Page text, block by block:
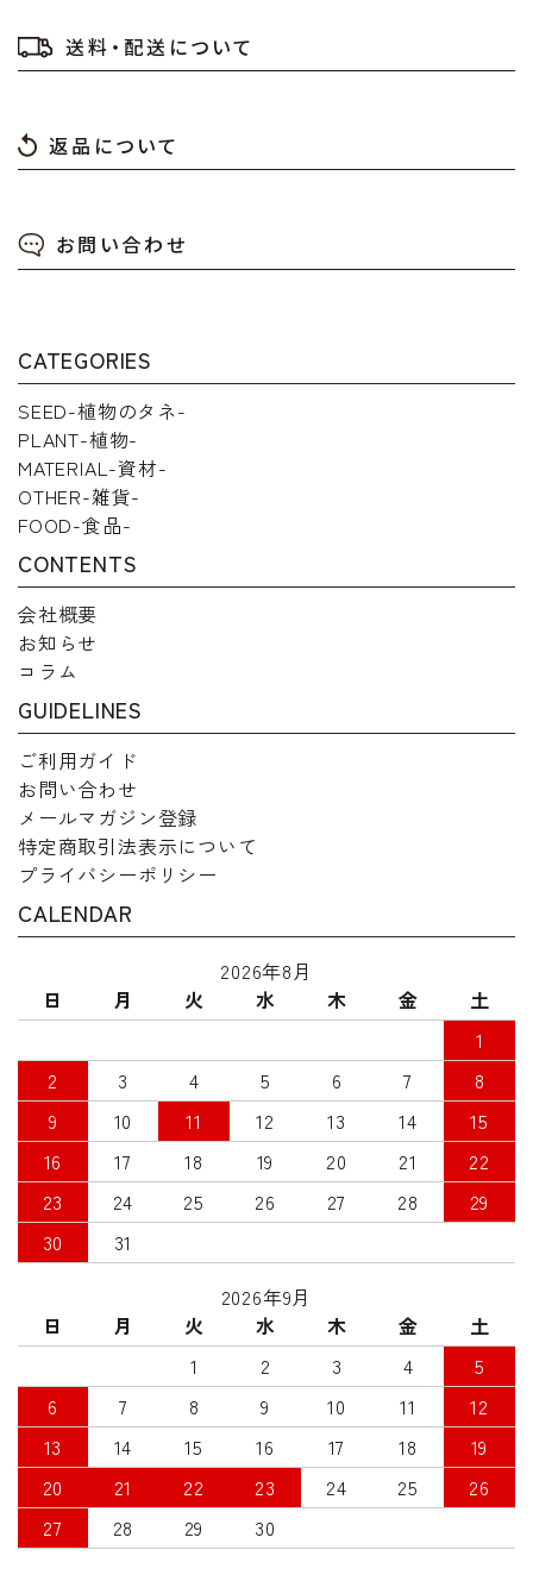
送料・配送について
返品について
お問い合わせ
CATEGORIES
SEED-植物のタネ-
PLANT-植物-
MATERIAL-資材-
OTHER-雑貨-
FOOD-食品-
CONTENTS
会社概要
お知らせ
コラム
GUIDELINES
ご利用ガイド
お問い合わせ
メールマガジン登録
特定商取引法表示について
プライバシーポリシー
CALENDAR
2026年8月
日
月 火 水 木 金
土
1
2
3 4 5 6 7
8
9
10 11 12 13 14
15
16
17 18 19 20 21
22
23
24 25 26 27 28
29
30
31
2026年9月
日
月 火 水 木 金
土
1
2 3 4
5
6
7 8 9 10 11
12
13
14 15 16 17 18
19
20
21 22 23 24 25
26
27
28 29 30